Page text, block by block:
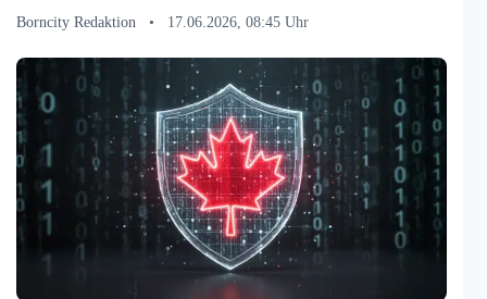
Borncity Redaktion • 17.06.2026, 08:45 Uhr